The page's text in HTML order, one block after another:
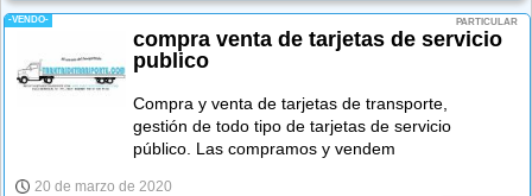
-VENDO- PARTICULAR
compra venta de tarjetas de servicio
publico
Compra y venta de tarjetas de transporte,
gestión de todo tipo de tarjetas de servicio
público. Las compramos y vendem
20 de marzo de 2020